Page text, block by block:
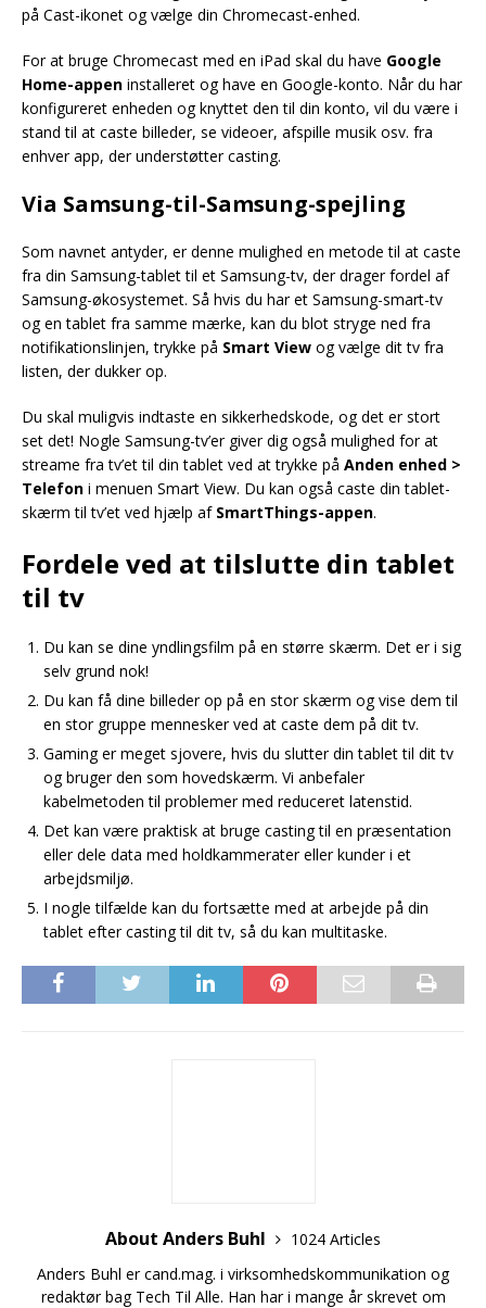
på Cast-ikonet og vælge din Chromecast-enhed.
For at bruge Chromecast med en iPad skal du have Google
Home-appen installeret og have en Google-konto. Når du har
konfigureret enheden og knyttet den til din konto, vil du være i
stand til at caste billeder, se videoer, afspille musik osv. fra
enhver app, der understøtter casting.
Via Samsung-til-Samsung-spejling
Som navnet antyder, er denne mulighed en metode til at caste
fra din Samsung-tablet til et Samsung-tv, der drager fordel af
Samsung-økosystemet. Så hvis du har et Samsung-smart-tv
og en tablet fra samme mærke, kan du blot stryge ned fra
notifikationslinjen, trykke på Smart View og vælge dit tv fra
listen, der dukker op.
Du skal muligvis indtaste en sikkerhedskode, og det er stort
set det! Nogle Samsung-tv’er giver dig også mulighed for at
streame fra tv’et til din tablet ved at trykke på Anden enhed >
Telefon i menuen Smart View. Du kan også caste din tablet-
skærm til tv’et ved hjælp af SmartThings-appen.
Fordele ved at tilslutte din tablet
til tv
Du kan se dine yndlingsfilm på en større skærm. Det er i sig
selv grund nok!
Du kan få dine billeder op på en stor skærm og vise dem til
en stor gruppe mennesker ved at caste dem på dit tv.
Gaming er meget sjovere, hvis du slutter din tablet til dit tv
og bruger den som hovedskærm. Vi anbefaler
kabelmetoden til problemer med reduceret latenstid.
Det kan være praktisk at bruge casting til en præsentation
eller dele data med holdkammerater eller kunder i et
arbejdsmiljø.
I nogle tilfælde kan du fortsætte med at arbejde på din
tablet efter casting til dit tv, så du kan multitaske.
About Anders Buhl
1024 Articles
Anders Buhl er cand.mag. i virksomhedskommunikation og
redaktør bag Tech Til Alle. Han har i mange år skrevet om